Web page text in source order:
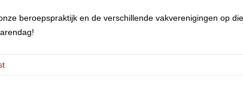
beroepspraktijk en de verschillende vakverenigingen op